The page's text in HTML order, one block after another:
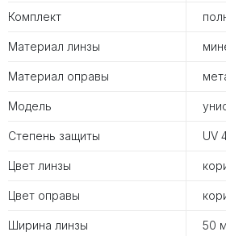
Комплект
Материал линзы
Материал оправы
Модель
Степень защиты UV
Цвет линзы
Цвет оправы
Ширина линзы 50